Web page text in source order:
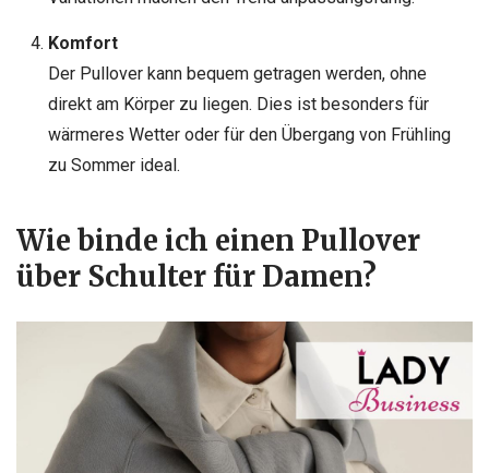
Komfort
Der Pullover kann bequem getragen werden, ohne
direkt am Körper zu liegen. Dies ist besonders für
wärmeres Wetter oder für den Übergang von Frühling
zu Sommer ideal.
Wie binde ich einen Pullover
über Schulter für Damen?